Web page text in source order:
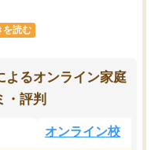
を読む
よるオンライン家庭
・評判
オンライン校